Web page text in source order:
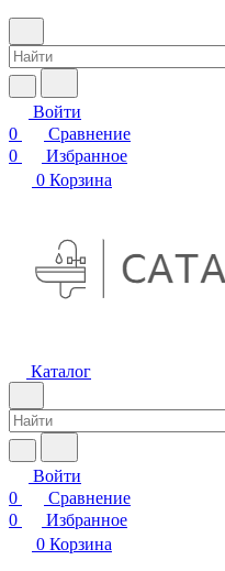
Войти
0
Сравнение
0
Избранное
0 Корзина
Каталог
Войти
0
Сравнение
0
Избранное
0 Корзина